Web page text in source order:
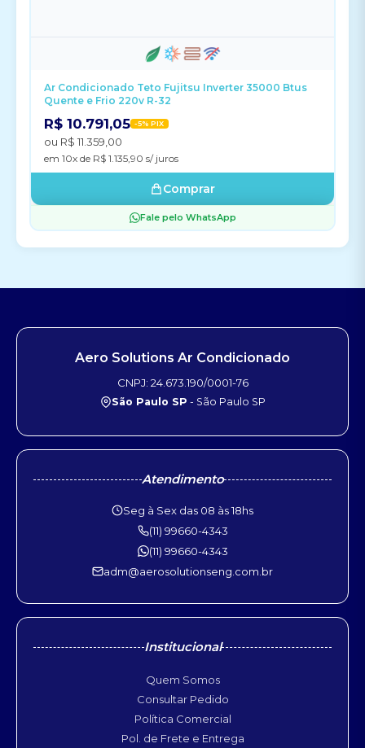
Ar Condicionado Teto Fujitsu Inverter 35000 Btus
Quente e Frio 220v R-32
R$ 10.791,05 -5% PIX
ou R$ 11.359,00
em 10x de R$ 1.135,90 s/ juros
Comprar
Fale pelo WhatsApp
Aero Solutions Ar Condicionado
CNPJ: 24.673.190/0001-76
São Paulo SP - São Paulo SP
Atendimento
Seg à Sex das 08 às 18hs
(11) 99660-4343
(11) 99660-4343
adm@aerosolutionseng.com.br
Institucional
Quem Somos
Consultar Pedido
Política Comercial
Pol. de Frete e Entrega